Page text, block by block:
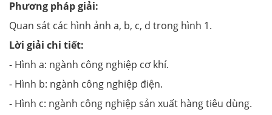
Phương pháp giải:
Quan sát các hình ảnh a, b, c, d trong hình 1.
Lời giải chi tiết:
- Hình a: ngành công nghiệp cơ khí.
- Hình b: ngành công nghiệp điện.
- Hình c: ngành công nghiệp sản xuất hàng tiêu dùng.